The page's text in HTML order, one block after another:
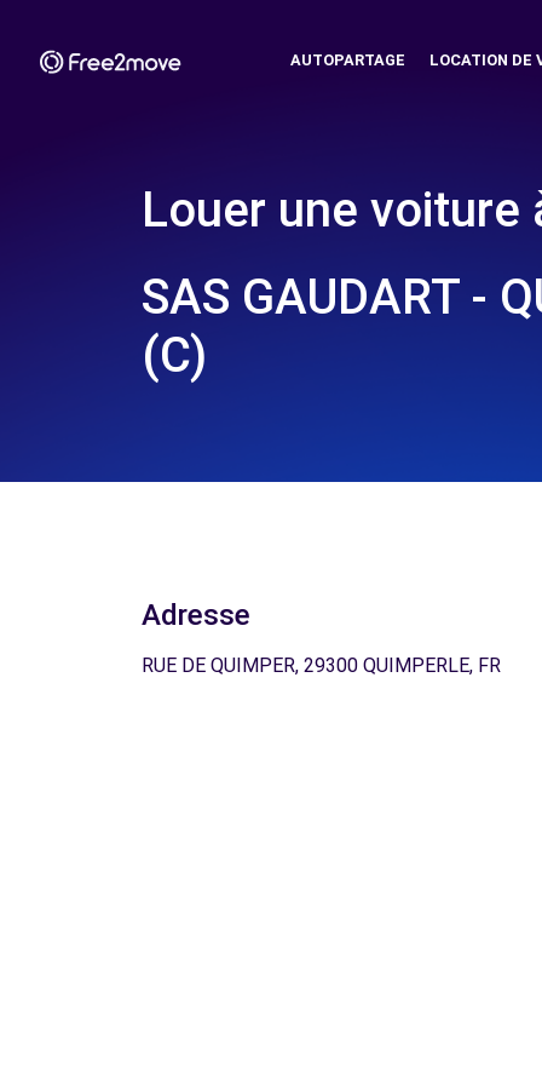
AUTOPARTAGE LOCATION DE
Louer une voiture
SAS GAUDART -
(C)
Adresse
RUE DE QUIMPER, 29300 QUIMPERLE, FR